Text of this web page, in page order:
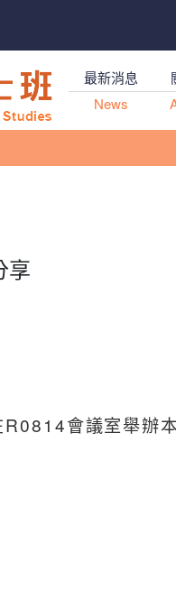
最新消息
News
享
會議室舉辦